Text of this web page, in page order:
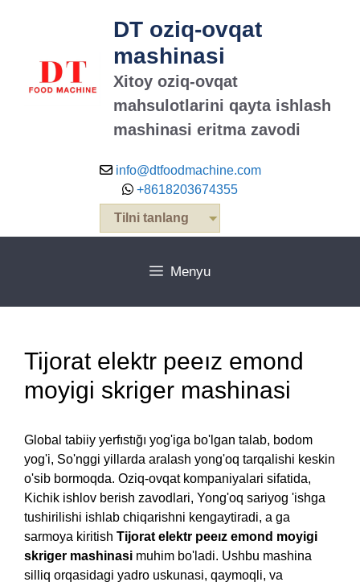
DT oziq-ovqat
mashinasi
Xitoy oziq-ovqat
mahsulotlarini qayta ishlash
mashinasi eritma zavodi
info@dtfoodmachine.com
+8618203674355
Tilni tanlang
Menyu
Tijorat elektr peeız emond
moyigi skriger mashinasi
Global tabiiy yerfıstığı yog'iga bo'lgan talab, bodom
yog'i, So'nggi yillarda aralash yong'oq tarqalishi keskin
o'sib bormoqda. Oziq-ovqat kompaniyalari sifatida,
Kichik ishlov berish zavodlari, Yong'oq sariyog 'ishga
tushirilishi ishlab chiqarishni kengaytiradi, a ga
sarmoya kiritish Tijorat elektr peeız emond moyigi
skriger mashinasi muhim bo'ladi. Ushbu mashina
silliq orqasidagi yadro uskunasi, qaymoqli, va